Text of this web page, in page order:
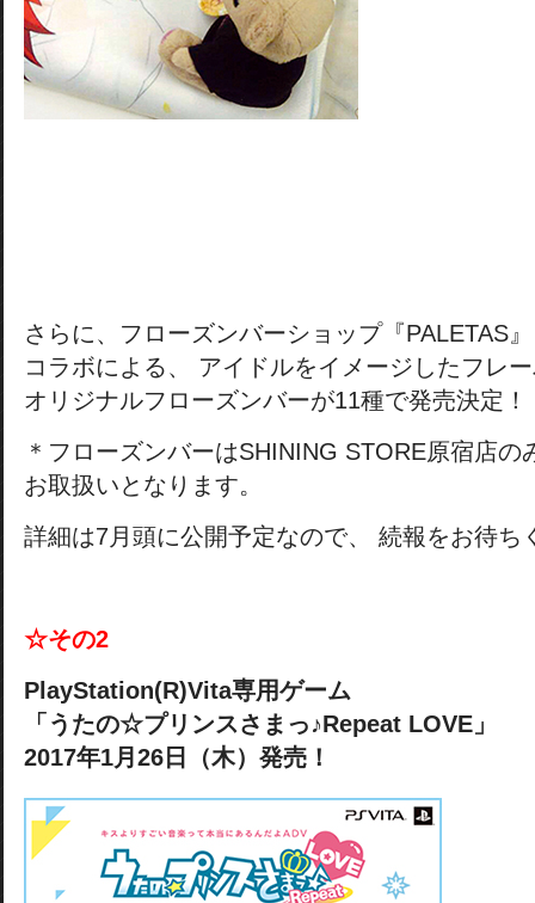
さらに、フローズンバーショップ『PALETAS
コラボによる、 アイドルをイメージしたフレ
オリジナルフローズンバーが11種で発売決定！
＊フローズンバーはSHINING STORE原宿店の
お取扱いとなります。
詳細は7月頭に公開予定なので、 続報をお待ち
☆その2
PlayStation(R)Vita専用ゲーム
「うたの☆プリンスさまっ♪Repeat LOVE」
2017年1月26日（木）発売！